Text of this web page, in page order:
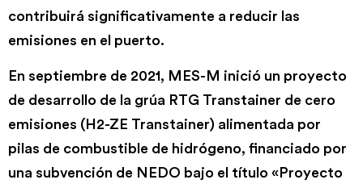
contribuirá significativamente a reducir las
emisiones en el puerto.
En septiembre de 2021, MES-M inició un proyecto
de desarrollo de la grúa RTG Transtainer de cero
emisiones (H2-ZE Transtainer) alimentada por
pilas de combustible de hidrógeno, financiado por
una subvención de NEDO bajo el título «Proyecto